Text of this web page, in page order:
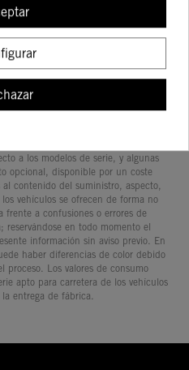
a los modelos de serie, y algunas
opcional, disponible por un coste
al contenido del suministro, aspecto,
vehículos se ofrecen de forma no
a confusiones o errores de
reservándose en todo momento el
información sin aviso previo. En
haber diferencias de color debido
proceso. Los valores de consumo
apto para carretera de los vehículos
entrega de fábrica.